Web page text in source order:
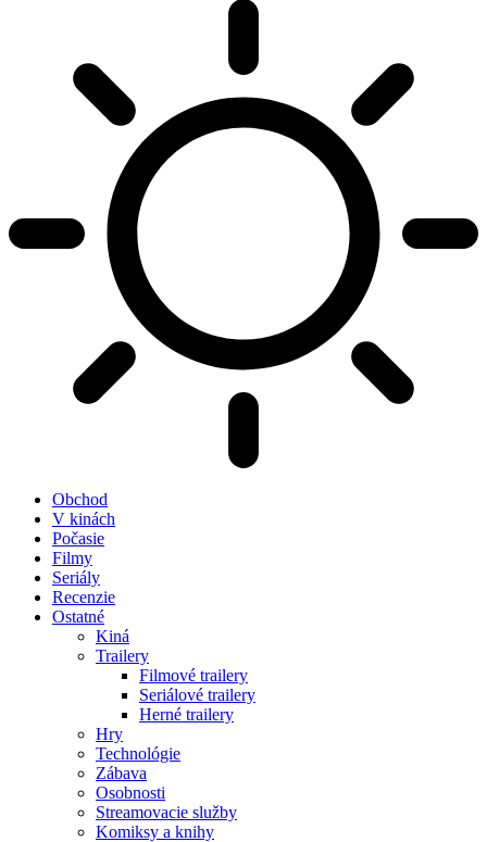
Obchod
V kinách
Počasie
Filmy
Seriály
Recenzie
Ostatné
Kiná
Trailery
Filmové trailery
Seriálové trailery
Herné trailery
Hry
Technológie
Zábava
Osobnosti
Streamovacie služby
Komiksy a knihy